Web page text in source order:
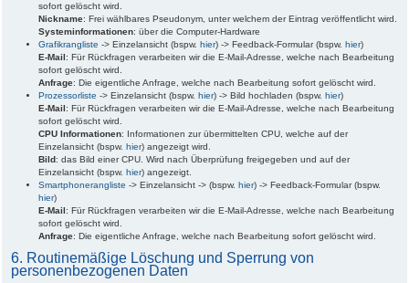
sofort gelöscht wird.
Nickname: Frei wählbares Pseudonym, unter welchem der Eintrag veröffentlicht wird.
Systeminformationen: über die Computer-Hardware
Grafikrangliste -> Einzelansicht (bspw. hier) -> Feedback-Formular (bspw. hier)
E-Mail: Für Rückfragen verarbeiten wir die E-Mail-Adresse, welche nach Bearbeitung
sofort gelöscht wird.
Anfrage: Die eigentliche Anfrage, welche nach Bearbeitung sofort gelöscht wird.
Prozessorliste -> Einzelansicht (bspw. hier) -> Bild hochladen (bspw. hier)
E-Mail: Für Rückfragen verarbeiten wir die E-Mail-Adresse, welche nach Bearbeitung
sofort gelöscht wird.
CPU Informationen: Informationen zur übermittelten CPU, welche auf der
Einzelansicht (bspw. hier) angezeigt wird.
Bild: das Bild einer CPU. Wird nach Überprüfung freigegeben und auf der
Einzelansicht (bspw. hier) angezeigt.
Smartphonerangliste -> Einzelansicht -> (bspw. hier) -> Feedback-Formular (bspw.
hier)
E-Mail: Für Rückfragen verarbeiten wir die E-Mail-Adresse, welche nach Bearbeitung
sofort gelöscht wird.
Anfrage: Die eigentliche Anfrage, welche nach Bearbeitung sofort gelöscht wird.
6. Routinemäßige Löschung und Sperrung von
personenbezogenen Daten